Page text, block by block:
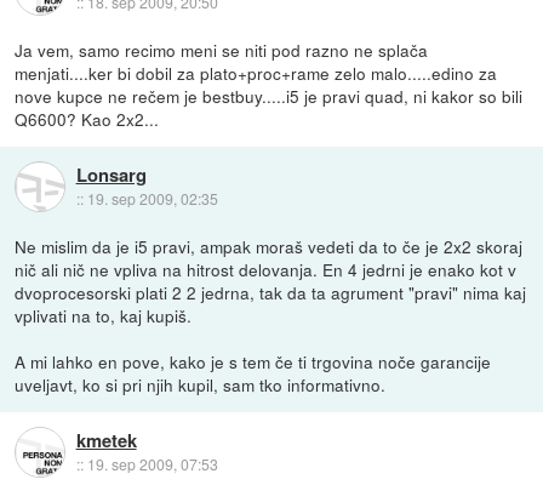
Ja vem, samo recimo meni se niti pod razno ne splača
menjati....ker bi dobil za plato+proc+rame zelo malo.....edino za
nove kupce ne rečem je bestbuy.....i5 je pravi quad, ni kakor so bili
Q6600? Kao 2x2...
Lonsarg
:: 19. sep 2009, 02:35
Ne mislim da je i5 pravi, ampak moraš vedeti da to če je 2x2 skoraj
nič ali nič ne vpliva na hitrost delovanja. En 4 jedrni je enako kot v
dvoprocesorski plati 2 2 jedrna, tak da ta agrument "pravi" nima kaj
vplivati na to, kaj kupiš.
A mi lahko en pove, kako je s tem če ti trgovina noče garancije
uveljavt, ko si pri njih kupil, sam tko informativno.
kmetek
:: 19. sep 2009, 07:53